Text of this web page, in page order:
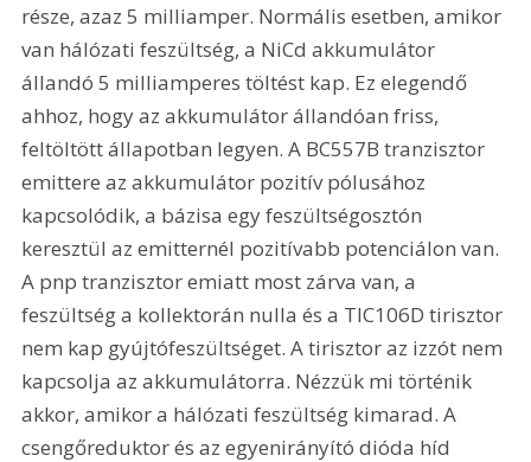
része, azaz 5 milliamper. Normális esetben, amikor
van hálózati feszültség, a NiCd akkumulátor
állandó 5 milliamperes töltést kap. Ez elegendő
ahhoz, hogy az akkumulátor állandóan friss,
feltöltött állapotban legyen. A BC557B tranzisztor
emittere az akkumulátor pozitív pólusához
kapcsolódik, a bázisa egy feszültségosztón
keresztül az emitternél pozitívabb potenciálon van.
A pnp tranzisztor emiatt most zárva van, a
feszültség a kollektorán nulla és a TIC106D tirisztor
nem kap gyújtófeszültséget. A tirisztor az izzót nem
kapcsolja az akkumulátorra. Nézzük mi történik
akkor, amikor a hálózati feszültség kimarad. A
csengőreduktor és az egyenirányító dióda híd